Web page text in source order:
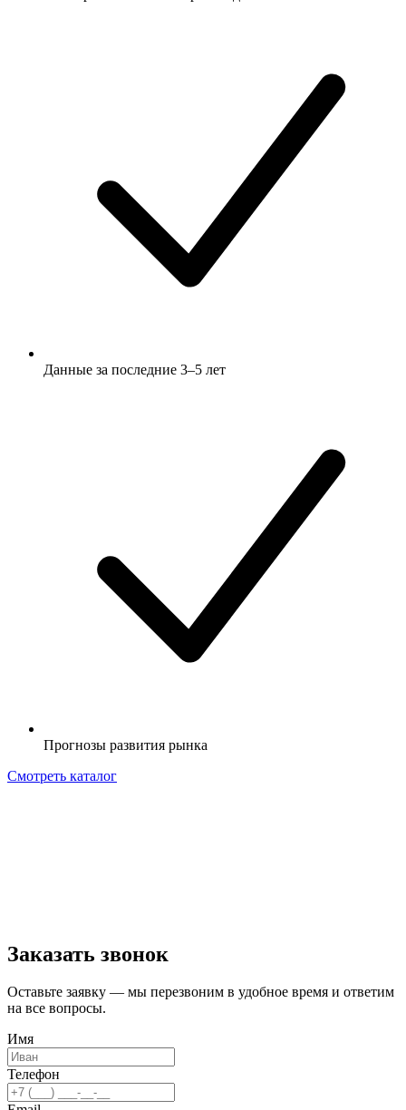
Данные за последние 3–5 лет
Прогнозы развития рынка
Смотреть каталог
Заказать звонок
Оставьте заявку — мы перезвоним в удобное время и ответим
на все вопросы.
Имя
Телефон